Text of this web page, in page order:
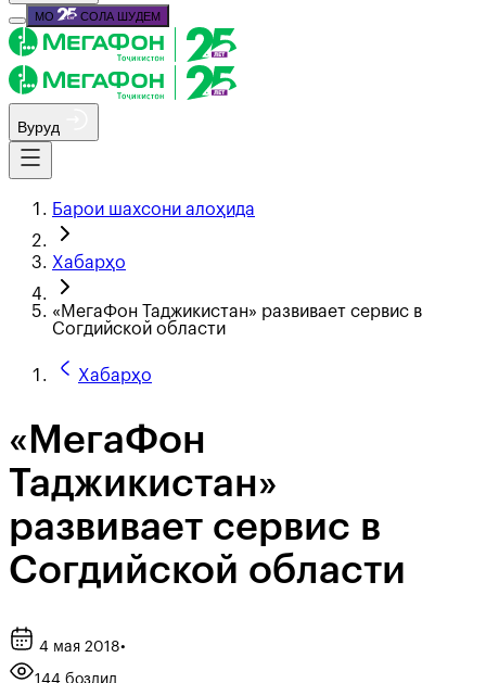
МО СОЛА ШУДЕМ
Вуруд
Барои шахсони алоҳида
Хабарҳо
«МегаФон Таджикистан» развивает сервис в
Согдийской области
Хабарҳо
«МегаФон
Таджикистан»
развивает сервис в
Согдийской области
4 мая 2018•
144 боздид